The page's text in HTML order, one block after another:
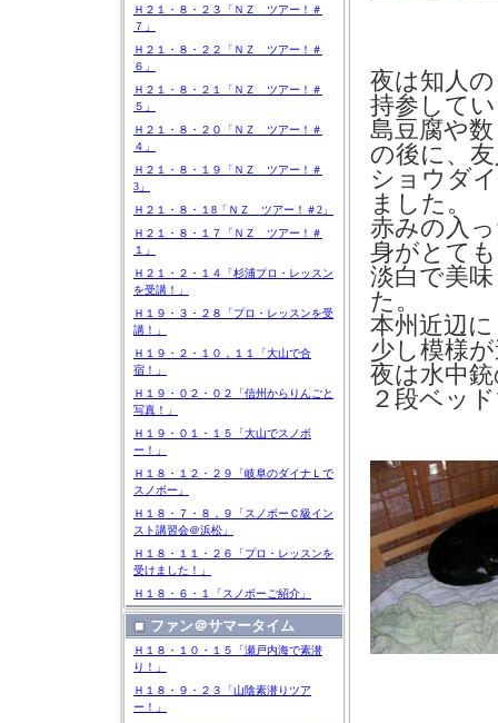
Ｈ２１・８・２３「ＮＺ ツアー！＃
７」
Ｈ２１・８・２２「ＮＺ ツアー！＃
６」
Ｈ２１・８・２１「ＮＺ ツアー！＃
５」
Ｈ２１・８・２０「ＮＺ ツアー！＃
４」
Ｈ２１・８・１９「ＮＺ ツアー！＃
3」
Ｈ２１・８・１8「ＮＺ ツアー！＃2」
Ｈ２１・８・１７「ＮＺ ツアー！＃
１」
Ｈ２１・２・１４「杉浦プロ・レッスン
を受講！」
Ｈ１９・３・２８「プロ・レッスンを受
講！」
Ｈ１９・２・１０，１１「大山で合
宿！」
Ｈ１９・０２・０２「信州からりんごと
写真！」
Ｈ１９・０１・１５「大山でスノボ
ー！」
Ｈ１８・１２・２９「岐阜のダイナＬで
スノボー」
Ｈ１８・７・８，９「スノボーＣ級イン
スト講習会＠浜松」
Ｈ１８・１１・２６「プロ・レッスンを
受けました！」
Ｈ１８・６・１「スノボーご紹介」
ファン＠サマータイム
Ｈ１８・１０・１５「瀬戸内海で素潜
り！」
Ｈ１８・９・２３「山陰素潜りツア
ー！」
夜は知人
持参して
島豆腐や
の後に、
ショウダ
ました。
赤みの入
身がとて
淡白で美
た。
本州近辺
少し模様
夜は水中
２段ベッ